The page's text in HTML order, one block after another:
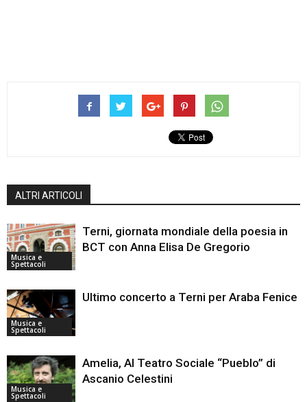
ALTRI ARTICOLI
Musica e
Spettacoli
Terni, giornata mondiale della poesia in
BCT con Anna Elisa De Gregorio
Musica e
Spettacoli
Ultimo concerto a Terni per Araba Fenice
Musica e
Spettacoli
Amelia, Al Teatro Sociale “Pueblo” di
Ascanio Celestini